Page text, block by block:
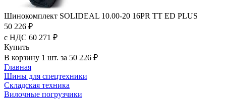
Шинокомплект SOLIDEAL 10.00-20 16PR TT ED PLUS
50 226 ₽
с НДС 60 271 ₽
Купить
В корзину 1 шт. за 50 226 ₽
Главная
Шины для спецтехники
Складская техника
Вилочные погрузчики